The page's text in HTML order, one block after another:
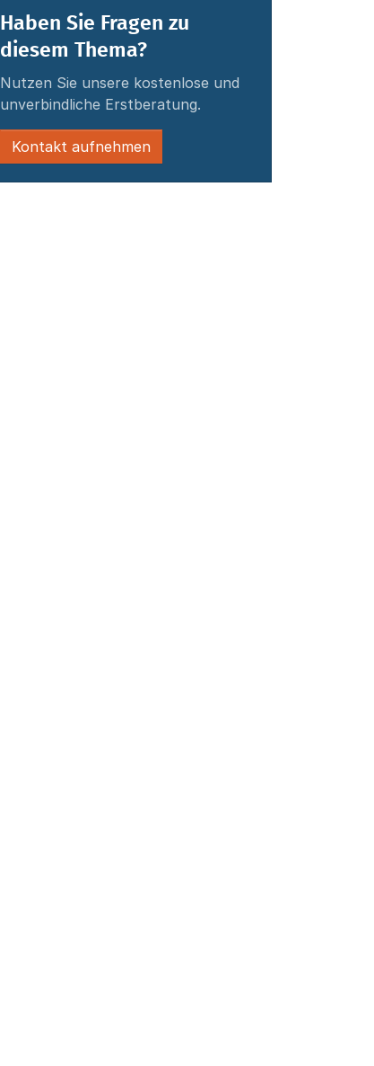
Haben Sie Fragen zu
diesem Thema?
Nutzen Sie unsere kostenlose und
unverbindliche Erstberatung.
Kontakt aufnehmen